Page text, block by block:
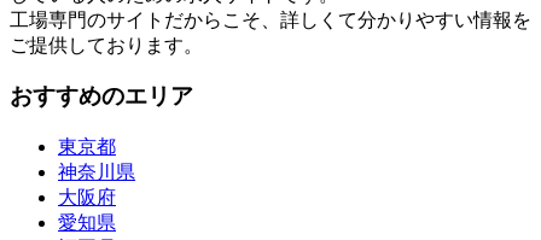
工場専門のサイトだからこそ、詳しくて分かりやすい情報を
ご提供しております。
おすすめのエリア
東京都
神奈川県
大阪府
愛知県